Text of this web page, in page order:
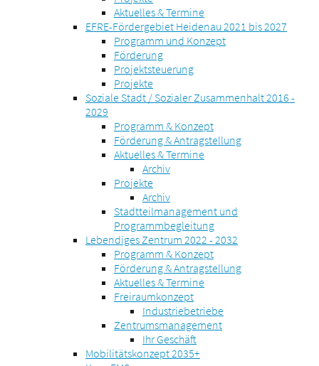
Aktuelles & Termine
EFRE-Fördergebiet Heidenau 2021 bis 2027
Programm und Konzept
Förderung
Projektsteuerung
Projekte
Soziale Stadt / Sozialer Zusammenhalt 2016 -
2029
Programm & Konzept
Förderung & Antragstellung
Aktuelles & Termine
Archiv
Projekte
Archiv
Stadtteilmanagement und
Programmbegleitung
Lebendiges Zentrum 2022 - 2032
Programm & Konzept
Förderung & Antragstellung
Aktuelles & Termine
Freiraumkonzept
Industriebetriebe
Zentrumsmanagement
Ihr Geschäft
Mobilitätskonzept 2035+